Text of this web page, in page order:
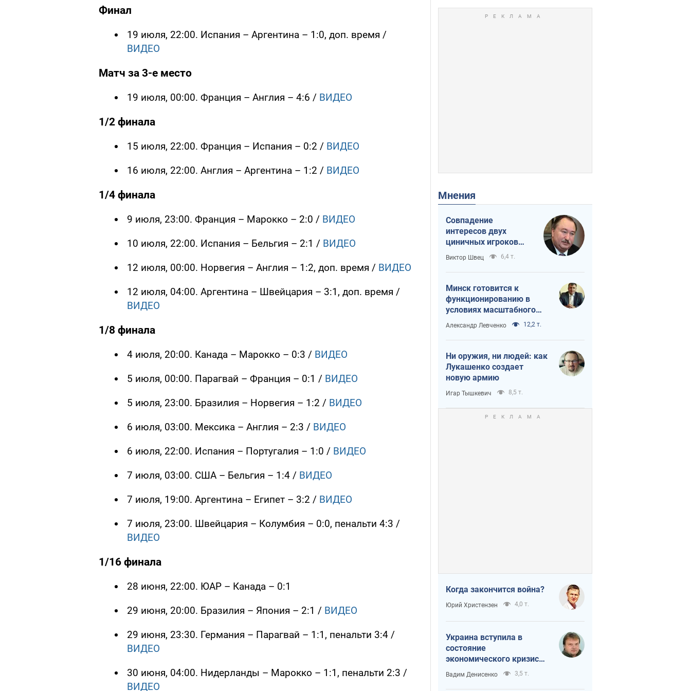
Финал
19 июля, 22:00. Испания – Аргентина – 1:0, доп. время /
ВИДЕО
Матч за 3-е место
19 июля, 00:00. Франция – Англия – 4:6 / ВИДЕО
1/2 финала
15 июля, 22:00. Франция – Испания – 0:2 / ВИДЕО
16 июля, 22:00. Англия – Аргентина – 1:2 / ВИДЕО
1/4 финала
9 июля, 23:00. Франция – Марокко – 2:0 / ВИДЕО
10 июля, 22:00. Испания – Бельгия – 2:1 / ВИДЕО
12 июля, 00:00. Норвегия – Англия – 1:2, доп. время / ВИДЕО
12 июля, 04:00. Аргентина – Швейцария – 3:1, доп. время /
ВИДЕО
1/8 финала
4 июля, 20:00. Канада – Марокко – 0:3 / ВИДЕО
5 июля, 00:00. Парагвай – Франция – 0:1 / ВИДЕО
5 июля, 23:00. Бразилия – Норвегия – 1:2 / ВИДЕО
6 июля, 03:00. Мексика – Англия – 2:3 / ВИДЕО
6 июля, 22:00. Испания – Португалия – 1:0 / ВИДЕО
7 июля, 03:00. США – Бельгия – 1:4 / ВИДЕО
7 июля, 19:00. Аргентина – Египет – 3:2 / ВИДЕО
7 июля, 23:00. Швейцария – Колумбия – 0:0, пенальти 4:3 /
ВИДЕО
1/16 финала
28 июня, 22:00. ЮАР – Канада – 0:1
29 июня, 20:00. Бразилия – Япония – 2:1 / ВИДЕО
29 июня, 23:30. Германия – Парагвай – 1:1, пенальти 3:4 /
ВИДЕО
30 июня, 04:00. Нидерланды – Марокко – 1:1, пенальти 2:3 /
ВИДЕО
Мнения
Совпадение
интересов двух
циничных игроков
или тайный план
Трампа и Путина?
Виктор Швец 6,4 т.
Минск готовится к
функционированию в
условиях масштабного
военного кризиса
Александр Левченко 12,2 т.
Ни оружия, ни людей: как
Лукашенко создает
новую армию
Игар Тышкевич 8,5 т.
Когда закончится война?
Юрий Христензен 4,0 т.
Украина вступила в
состояние
экономического кризиса.
Есть ли свет в конце
туннеля?
Вадим Денисенко 3,5 т.